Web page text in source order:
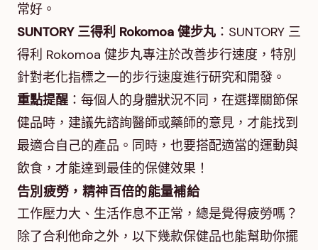
常好。
SUNTORY 三得利 Rokomoa 健步丸 ：SUNTORY 三
得利 Rokomoa 健步丸專注於改善步行速度，特別
針對老化指標之一的步行速度進行研究和開發。
重點提醒 ：每個人的身體狀況不同，在選擇關節保
健品時，建議先諮詢醫師或藥師的意見，才能找到
最適合自己的產品。同時，也要搭配適當的運動與
飲食，才能達到最佳的保健效果！
告別疲勞，精神百倍的能量補給
工作壓力大、生活作息不正常，總是覺得疲勞嗎？
除了合利他命之外，以下幾款保健品也能幫助你擺